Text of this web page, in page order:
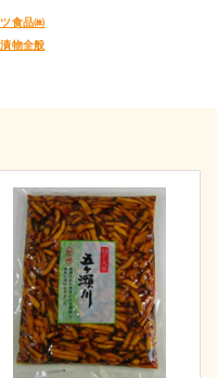
食品㈱
物全般